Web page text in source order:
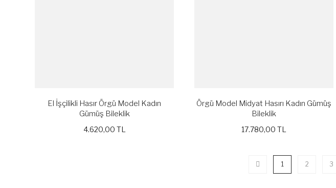
El İşçilikli Hasır Örgü Model Kadın
Gümüş Bileklik
4.620,00 TL
Örgü Model Midyat Hasırı Kadın Gümüş
Bileklik
17.780,00 TL
1 2 3